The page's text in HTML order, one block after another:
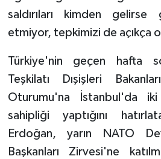
saldırıları kimden
etmiyor, tepkimizi de açıkça
Türkiye'nin geçen hafta
Teşkilatı Dışişleri
Oturumu'na İstanbul'da
sahipliği yaptığını
Erdoğan, yarın NATO
Başkanları Zirvesi'ne